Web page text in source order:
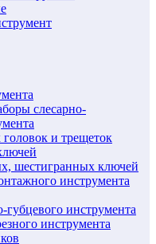
слесарно-
и трещеток
шестигранных ключей
инструмента
инструмента
инструмента